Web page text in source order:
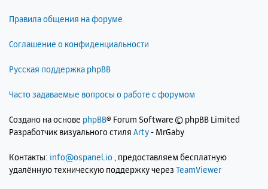
Правила общения на форуме
Соглашение о конфиденциальности
Русская поддержка phpBB
Часто задаваемые вопросы о работе с форумом
Создано на основе phpBB® Forum Software © phpBB Limited
Разработчик визуального стиля Arty- MrGaby
Контакты: info@ospanel.io , предоставляем бесплатную
удалённую техническую поддержку через TeamViewer